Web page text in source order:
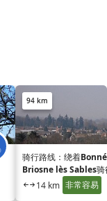
94 km
骑行路线：绕着
Briosne lès Sables骑
14 km 非常容易